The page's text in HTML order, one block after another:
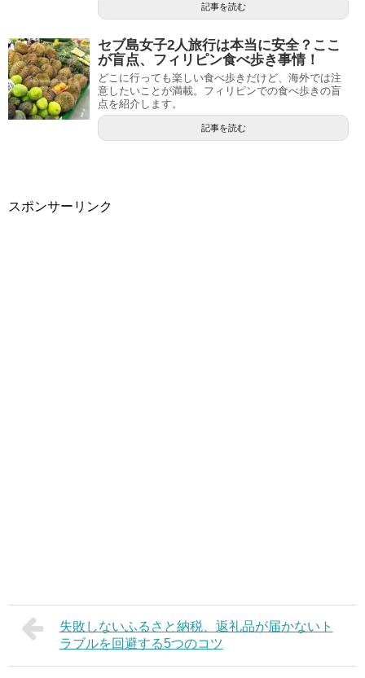
記事を読む
セブ島女子2人旅行は本当に安全？ここ
が盲点、フィリピン食べ歩き事情！
どこに行っても楽しい食べ歩きだけど、海外では注
意したいことが満載。フィリピンでの食べ歩きの盲
点を紹介します。
記事を読む
スポンサーリンク
失敗しないふるさと納税、返礼品が届かないト
ラブルを回避する5つのコツ